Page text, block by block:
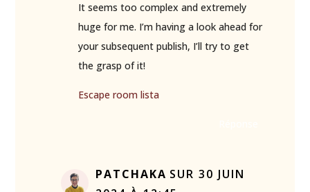
It seems too complex and extremely
huge for me. I’m having a look ahead for
your subsequent publish, I’ll try to get
the grasp of it!
Escape room lista
PATCHAKA SUR 30 JUIN